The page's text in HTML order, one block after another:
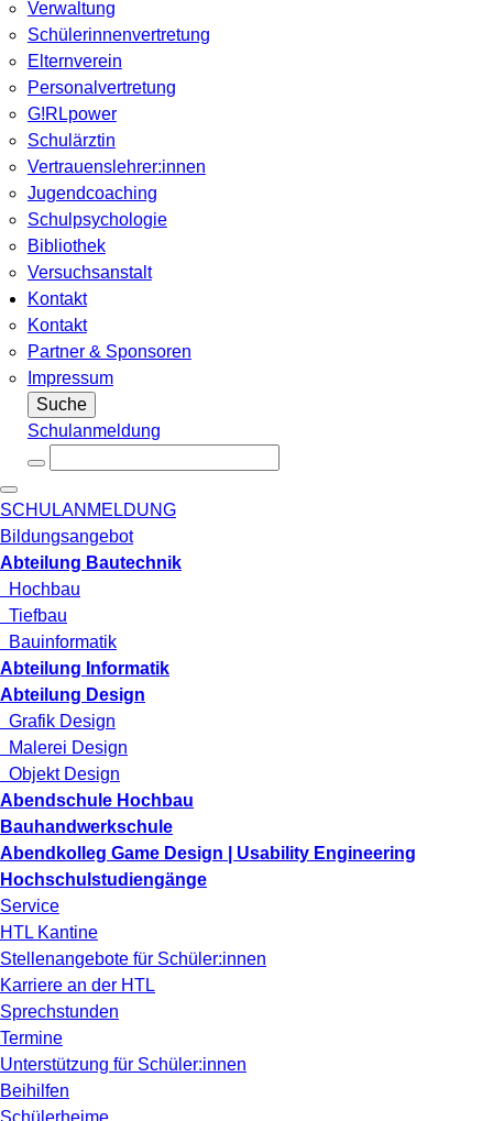
Verwaltung
Schülerinnenvertretung
Elternverein
Personalvertretung
G!RLpower
Schulärztin
Vertrauenslehrer:innen
Jugendcoaching
Schulpsychologie
Bibliothek
Versuchsanstalt
Kontakt
Kontakt
Partner & Sponsoren
Impressum
Suche
Schulanmeldung
SCHULANMELDUNG
Bildungsangebot
Abteilung Bautechnik
Hochbau
Tiefbau
Bauinformatik
Abteilung Informatik
Abteilung Design
Grafik Design
Malerei Design
Objekt Design
Abendschule Hochbau
Bauhandwerkschule
Abendkolleg Game Design | Usability Engineering
Hochschulstudiengänge
Service
HTL Kantine
Stellenangebote für Schüler:innen
Karriere an der HTL
Sprechstunden
Termine
Unterstützung für Schüler:innen
Beihilfen
Schülerheime